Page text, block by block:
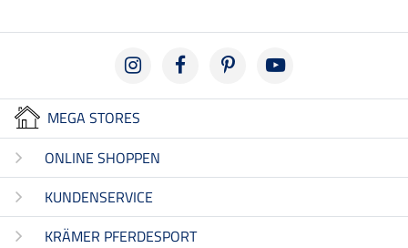
MEGA STORES
ONLINE SHOPPEN
KUNDENSERVICE
KRÄMER PFERDESPORT